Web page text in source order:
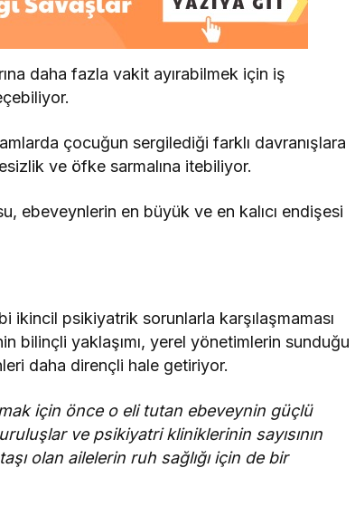
daha fazla vakit ayırabilmek için iş
çocuğun sergilediği farklı davranışlara
ve öfke sarmalına itebiliyor.
ebeveynlerin en büyük ve en kalıcı endişesi
ikincil psikiyatrik sorunlarla karşılaşmaması
bilinçli yaklaşımı, yerel yönetimlerin sunduğu
daha dirençli hale getiriyor.
için önce o eli tutan ebeveynin güçlü
ve psikiyatri kliniklerinin sayısının
olan ailelerin ruh sağlığı için de bir